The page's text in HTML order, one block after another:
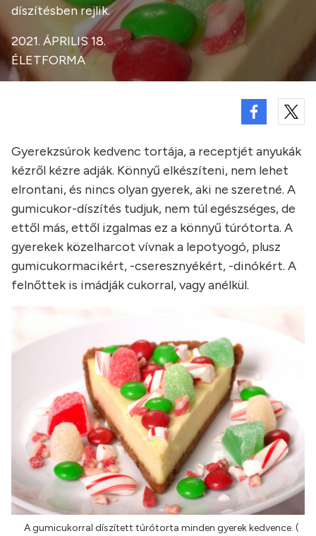
díszítésben rejlik.
2021. ÁPRILIS 18.
ÉLETFORMA
Gyerekzsúrok kedvenc tortája, a receptjét anyukák
kézről kézre adják. Könnyű elkészíteni, nem lehet
elrontani, és nincs olyan gyerek, aki ne szeretné. A
gumicukor-díszítés tudjuk, nem túl egészséges, de
ettől más, ettől izgalmas ez a könnyű túrótorta. A
gyerekek közelharcot vívnak a lepotyogó, plusz
gumicukormacikért, -cseresznyékért, -dinókért. A
felnőttek is imádják cukorral, vagy anélkül.
A gumicukorral díszített túrótorta minden gyerek kedvence. (